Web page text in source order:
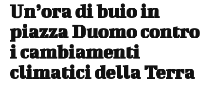
Un’ora di buio in
piazza Duomo contro
i cambiamenti
climatici della Terra